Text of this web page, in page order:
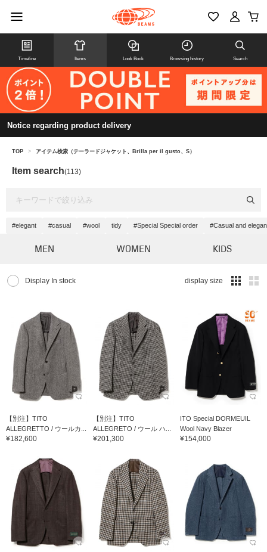
Timeline Items Look Book Browsing history Search
Notice regarding product delivery
TOP > アイテム検索（テーラードジャケット、Brilla per il gusto、S）
Item search(113)
#elegant #casual #wool tidy #Special Special order #Casual and
MEN WOMEN KIDS
Display In stock display size
【別注】TITO
ALLEGRETTO / ウールカ...
¥182,600
【別注】TITO
ALLEGRETO / ウール ハ...
¥201,300
ITO Special DORMEUIL
Wool Navy Blazer
¥154,000